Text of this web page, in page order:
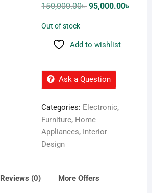
150,000.00৳Original
price
95,000.00৳
Out of stock
Add to wishlist
Ask a Question
Categories: Electronic,
Furniture, Home
Appliances, Interior
Design
Reviews (0) More Offers